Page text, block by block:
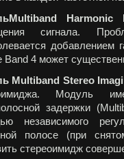
сигнала.
добавлением
Band 4 может
Multiband Stereo
Модуль
задержки
независимого
полосе (при
стереоимидж